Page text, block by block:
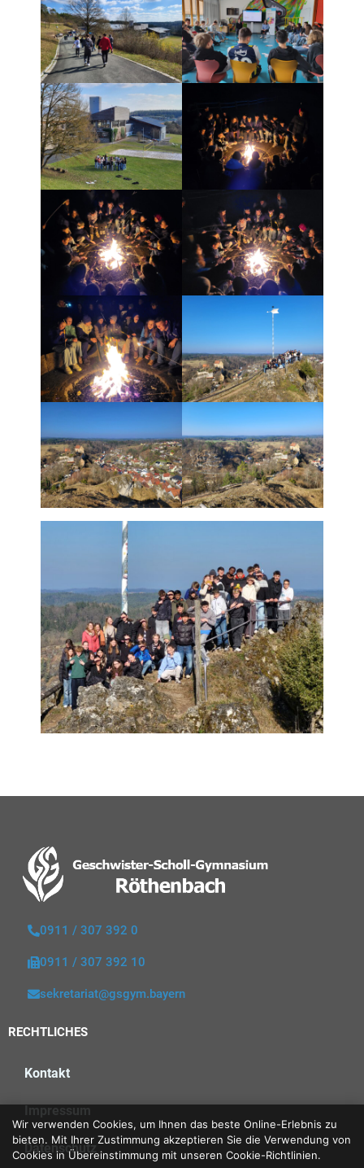
0911 / 307 392 0
0911 / 307 392 10
sekretariat@gsgym.bayern
RECHTLICHES
Kontakt
Impressum
Datenschutz
Wir verwenden Cookies, um Ihnen das beste Online-Erlebnis zu
bieten. Mit Ihrer Zustimmung akzeptieren Sie die Verwendung von
Cookies in Übereinstimmung mit unseren Cookie-Richtlinien.